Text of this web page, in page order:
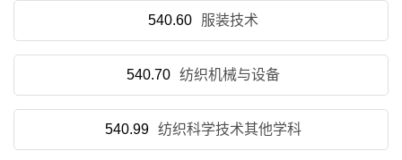
540.60 服装技术
540.70 纺织机械与设备
540.99 纺织科学技术其他学科